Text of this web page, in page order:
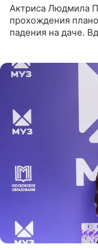
Актриса Людмила
прохождения
падения на даче.